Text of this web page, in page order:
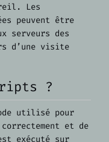
Les
peuvent être
serveurs des
d’une visite
?
utilisé pour
et de
exécuté sur